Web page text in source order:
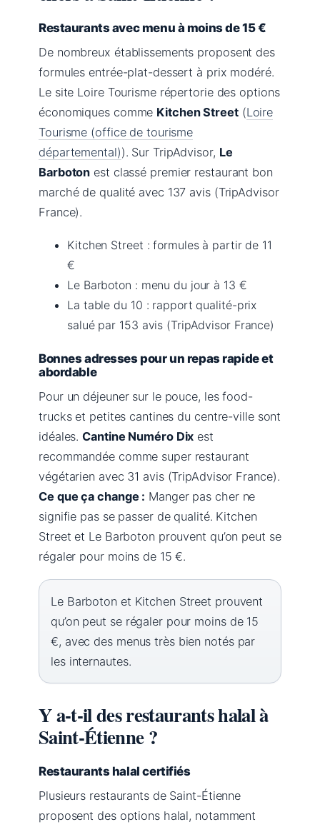
Restaurants avec menu à moins de 15 €
De nombreux établissements proposent des
formules entrée-plat-dessert à prix modéré.
Le site Loire Tourisme répertorie des options
économiques comme Kitchen Street(Loire
Tourisme (office de tourisme
départemental)). Sur TripAdvisor, Le
Barboton est classé premier restaurant bon
marché de qualité avec 137 avis (TripAdvisor
France).
Kitchen Street : formules à partir de 11
€
Le Barboton : menu du jour à 13 €
La table du 10 : rapport qualité-prix
salué par 153 avis (TripAdvisor France)
Bonnes adresses pour un repas rapide et
abordable
Pour un déjeuner sur le pouce, les food-
trucks et petites cantines du centre-ville sont
idéales.Cantine Numéro Dix est
recommandée comme super restaurant
végétarien avec 31 avis (TripAdvisor France).
Ce que ça change : Manger pas cher ne
signifie pas se passer de qualité. Kitchen
Street et Le Barboton prouvent qu’on peut se
régaler pour moins de 15 €.
Le Barboton et Kitchen Street prouvent
qu’on peut se régaler pour moins de 15
€, avec des menus très bien notés par
les internautes.
Y a-t-il des restaurants halal à
Saint-Étienne ?
Restaurants halal certifiés
Plusieurs restaurants de Saint-Étienne
proposent des options halal, notamment